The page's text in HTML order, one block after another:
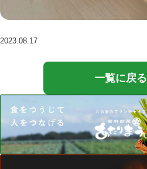
2023.08.17
一覧に戻る